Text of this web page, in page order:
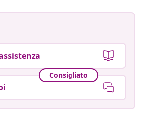
Consigliato